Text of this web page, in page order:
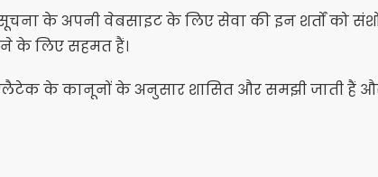
के अपनी वेबसाइट के लिए सेवा की इन शर्तों को
के लिए सहमत हैं।
के कानूनों के अनुसार शासित और समझी जाती हैं